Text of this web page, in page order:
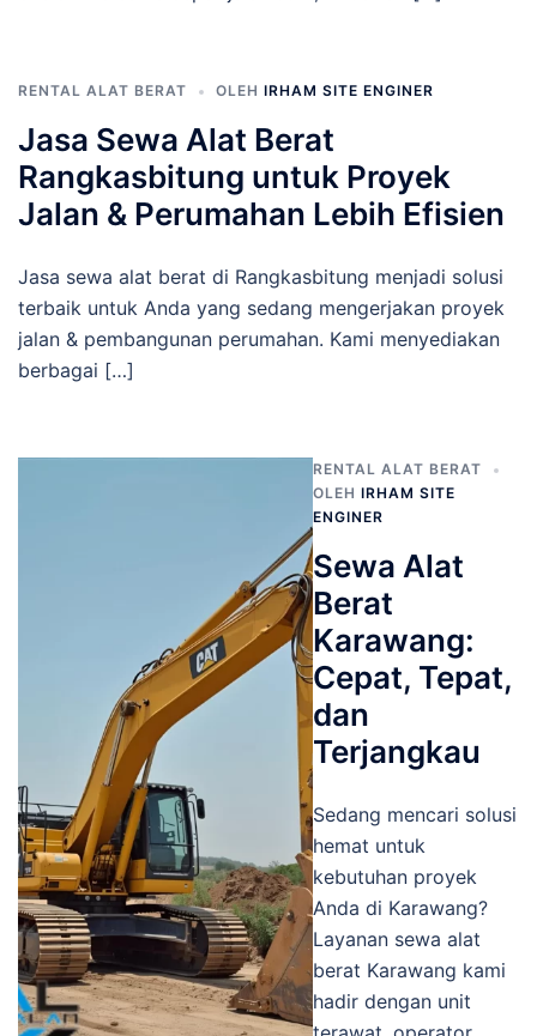
RENTAL ALAT BERAT OLEH IRHAM SITE ENGINER
Jasa Sewa Alat Berat
Rangkasbitung untuk Proyek
Jalan & Perumahan Lebih Efisien
Jasa sewa alat berat di Rangkasbitung menjadi solusi
terbaik untuk Anda yang sedang mengerjakan proyek
jalan & pembangunan perumahan. Kami menyediakan
berbagai […]
RENTAL ALAT BERAT
OLEH IRHAM SITE
ENGINER
Sewa Alat
Berat
Karawang:
Cepat, Tepat,
dan
Terjangkau
Sedang mencari solusi
hemat untuk
kebutuhan proyek
Anda di Karawang?
Layanan sewa alat
berat Karawang kami
hadir dengan unit